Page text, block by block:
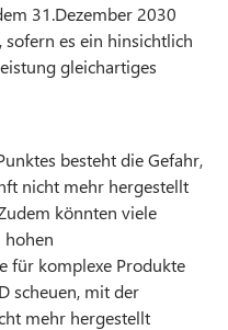
31.Dezember 2030
es ein hinsichtlich
gleichartiges
besteht die Gefahr,
nicht mehr hergestellt
könnten viele
hohen
für komplexe Produkte
scheuen, mit der
mehr hergestellt